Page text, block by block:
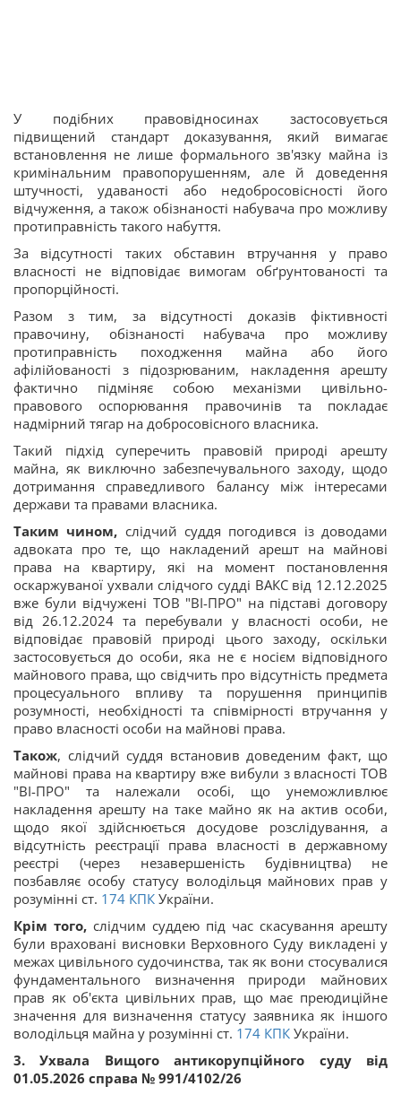
У подібних правовідносинах застосовується
підвищений стандарт доказування, який вимагає
встановлення не лише формального зв'язку майна із
кримінальним правопорушенням, але й доведення
штучності, удаваності або недобросовісності його
відчуження, а також обізнаності набувача про можливу
протиправність такого набуття.
За відсутності таких обставин втручання у право
власності не відповідає вимогам обґрунтованості та
пропорційності.
Разом з тим, за відсутності доказів фіктивності
правочину, обізнаності набувача про можливу
протиправність походження майна або його
афілійованості з підозрюваним, накладення арешту
фактично підміняє собою механізми цивільно-
правового оспорювання правочинів та покладає
надмірний тягар на добросовісного власника.
Такий підхід суперечить правовій природі арешту
майна, як виключно забезпечувального заходу, щодо
дотримання справедливого балансу між інтересами
держави та правами власника.
Таким чином, слідчий суддя погодився із доводами
адвоката про те, що накладений арешт на майнові
права на квартиру, які на момент постановлення
оскаржуваної ухвали слідчого судді ВАКС від 12.12.2025
вже були відчужені ТОВ "ВІ-ПРО" на підставі договору
від 26.12.2024 та перебували у власності особи, не
відповідає правовій природі цього заходу, оскільки
застосовується до особи, яка не є носієм відповідного
майнового права, що свідчить про відсутність предмета
процесуального впливу та порушення принципів
розумності, необхідності та співмірності втручання у
право власності особи на майнові права.
Також, слідчий суддя встановив доведеним факт, що
майнові права на квартиру вже вибули з власності ТОВ
"ВІ-ПРО" та належали особі, що унеможливлює
накладення арешту на таке майно як на актив особи,
щодо якої здійснюється досудове розслідування, а
відсутність реєстрації права власності в державному
реєстрі (через незавершеність будівництва) не
позбавляє особу статусу володільця майнових прав у
розумінні ст. 174 КПК України.
Крім того, слідчим суддею під час скасування арешту
були враховані висновки Верховного Суду викладені у
межах цивільного судочинства, так як вони стосувалися
фундаментального визначення природи майнових
прав як об'єкта цивільних прав, що має преюдиційне
значення для визначення статусу заявника як іншого
володільця майна у розумінні ст. 174 КПК України.
3. Ухвала Вищого антикорупційного суду від
01.05.2026 справа № 991/4102/26